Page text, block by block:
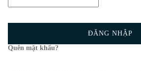
ĐĂNG NHẬP
Quên mật khẩu?